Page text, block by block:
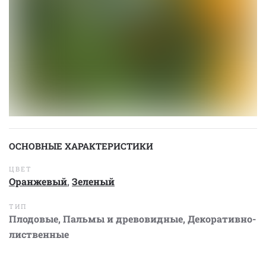
ОСНОВНЫЕ ХАРАКТЕРИСТИКИ
ЦВЕТ
Оранжевый, Зеленый
ТИП
Плодовые, Пальмы и древовидные, Декоративно-
лиственные